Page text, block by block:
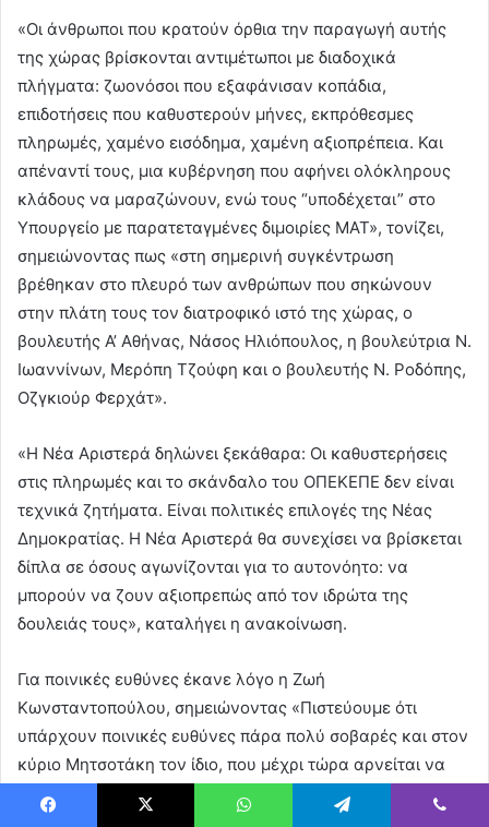
«Οι άνθρωποι που κρατούν όρθια την παραγωγή αυτής
της χώρας βρίσκονται αντιμέτωποι με διαδοχικά
πλήγματα: ζωονόσοι που εξαφάνισαν κοπάδια,
επιδοτήσεις που καθυστερούν μήνες, εκπρόθεσμες
πληρωμές, χαμένο εισόδημα, χαμένη αξιοπρέπεια. Και
απέναντί τους, μια κυβέρνηση που αφήνει ολόκληρους
κλάδους να μαραζώνουν, ενώ τους “υποδέχεται” στο
Υπουργείο με παρατεταγμένες διμοιρίες ΜΑΤ», τονίζει,
σημειώνοντας πως «στη σημερινή συγκέντρωση
βρέθηκαν στο πλευρό των ανθρώπων που σηκώνουν
στην πλάτη τους τον διατροφικό ιστό της χώρας, ο
βουλευτής Α’ Αθήνας, Νάσος Ηλιόπουλος, η βουλεύτρια Ν.
Ιωαννίνων, Μερόπη Τζούφη και ο βουλευτής Ν. Ροδόπης,
Οζγκιούρ Φερχάτ».
«Η Νέα Αριστερά δηλώνει ξεκάθαρα: Οι καθυστερήσεις
στις πληρωμές και το σκάνδαλο του ΟΠΕΚΕΠΕ δεν είναι
τεχνικά ζητήματα. Είναι πολιτικές επιλογές της Νέας
Δημοκρατίας. Η Νέα Αριστερά θα συνεχίσει να βρίσκεται
δίπλα σε όσους αγωνίζονται για το αυτονόητο: να
μπορούν να ζουν αξιοπρεπώς από τον ιδρώτα της
δουλειάς τους», καταλήγει η ανακοίνωση.
Για ποινικές ευθύνες έκανε λόγο η Ζωή
Κωνσταντοπούλου, σημειώνοντας «Πιστεύουμε ότι
υπάρχουν ποινικές ευθύνες πάρα πολύ σοβαρές και στον
κύριο Μητσοτάκη τον ίδιο, που μέχρι τώρα αρνείται να
έρθει στην εξεταστική επιτροπή».